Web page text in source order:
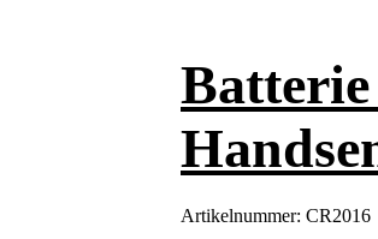
Artikelnummer: CR2016